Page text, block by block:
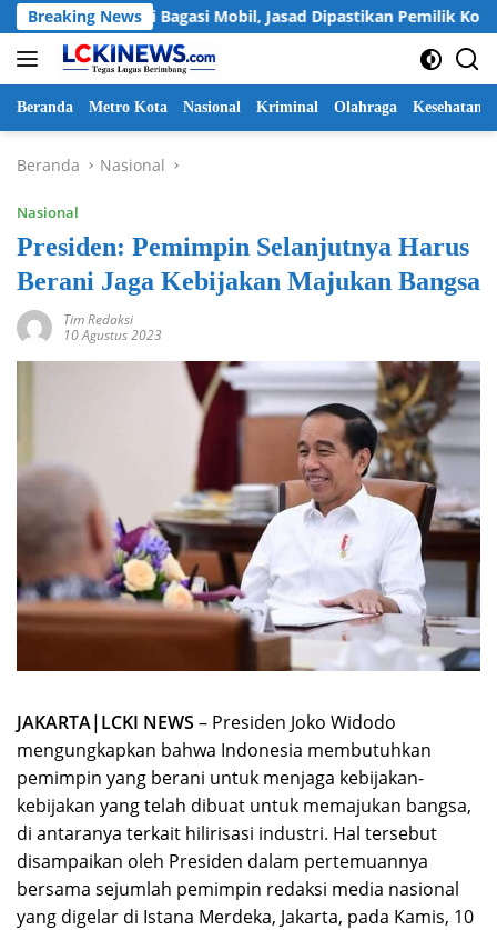
Langsung
ke
konten
Breaking News
Mayat di Bagasi Mobil, Jasad Dipastikan Pemilik Konter HP
Beranda Metro Kota Nasional Kriminal Olahraga Kesehatan
Beranda Nasional
Nasional
Presiden: Pemimpin Selanjutnya Harus
Berani Jaga Kebijakan Majukan Bangsa
Tim Redaksi
10 Agustus 2023
JAKARTA|LCKI NEWS – Presiden Joko Widodo
mengungkapkan bahwa Indonesia membutuhkan
pemimpin yang berani untuk menjaga kebijakan-
kebijakan yang telah dibuat untuk memajukan bangsa,
di antaranya terkait hilirisasi industri. Hal tersebut
disampaikan oleh Presiden dalam pertemuannya
bersama sejumlah pemimpin redaksi media nasional
yang digelar di Istana Merdeka, Jakarta, pada Kamis, 10